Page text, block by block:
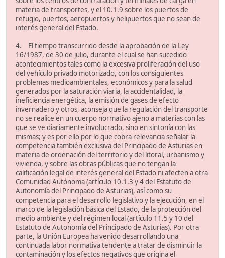
materia de transportes, y el 10.1.9 sobre los puertos de
refugio, puertos, aeropuertos y helipuertos que no sean de
interés general del Estado.
4. El tiempo transcurrido desde la aprobación de la Ley
16/1987, de 30 de julio, durante el cual se han sucedido
acontecimientos tales como la excesiva proliferación del uso
del vehículo privado motorizado, con los consiguientes
problemas medioambientales, económicos y para la salud
generados por la saturación viaria, la accidentalidad, la
ineficiencia energética, la emisión de gases de efecto
invernadero y otros, aconseja que la regulación del transporte
no se realice en un cuerpo normativo ajeno a materias con las
que se ve diariamente involucrado, sino en sintonía con las
mismas; y es por ello por lo que cobra relevancia señalar la
competencia también exclusiva del Principado de Asturias en
materia de ordenación del territorio y del litoral, urbanismo y
vivienda, y sobre las obras públicas que no tengan la
calificación legal de interés general del Estado ni afecten a otra
Comunidad Autónoma (artículo 10.1.3 y 4 del Estatuto de
Autonomía del Principado de Asturias), así como su
competencia para el desarrollo legislativo y la ejecución, en el
marco de la legislación básica del Estado, de la protección del
medio ambiente y del régimen local (artículo 11.5 y 10 del
Estatuto de Autonomía del Principado de Asturias). Por otra
parte, la Unión Europea ha venido desarrollando una
continuada labor normativa tendente a tratar de disminuir la
contaminación y los efectos negativos que origina el